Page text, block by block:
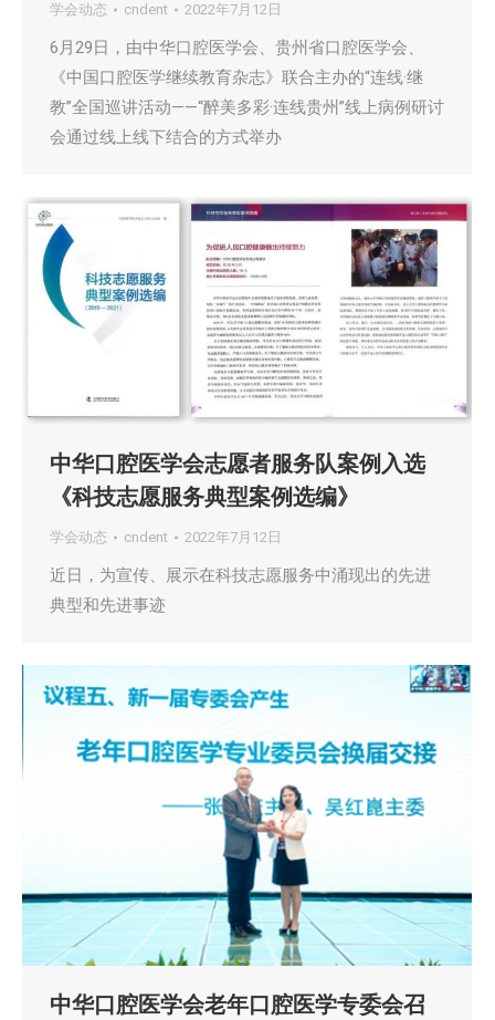
学会动态 cndent 2022年7月12日
6月29日，由中华口腔医学会、贵州省口腔医学会、
《中国口腔医学继续教育杂志》联合主办的“连线·继
教”全国巡讲活动——“醉美多彩·连线贵州”线上病例研讨
会通过线上线下结合的方式举办
中华口腔医学会志愿者服务队案例入选
《科技志愿服务典型案例选编》
学会动态 cndent 2022年7月12日
近日，为宣传、展示在科技志愿服务中涌现出的先进
典型和先进事迹
中华口腔医学会老年口腔医学专委会召